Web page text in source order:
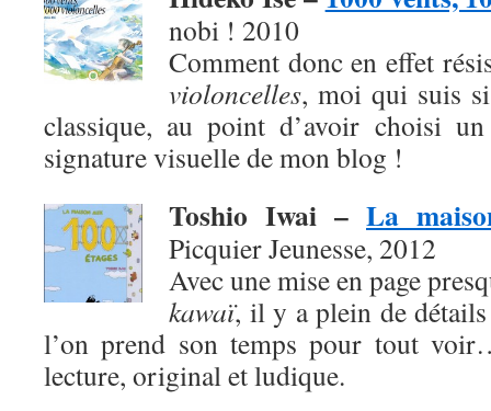
nobi ! 2010
Comment donc en effet
violoncelles, moi qui suis
classique, au point d’avoir choisi
signature visuelle de mon blog !
Toshio Iwai – La
Picquier Jeunesse, 2012
Avec une mise en page
kawaï, il y a plein de
l’on prend son temps pour tout
lecture, original et ludique.